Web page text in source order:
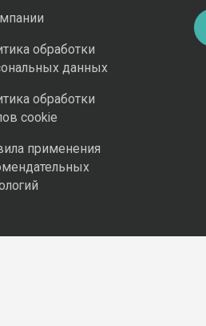
обработки
данных
обработки
cookie
применения